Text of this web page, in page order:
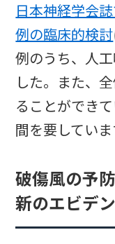
日本神経学会
例の臨床的検討
例のうち、人
した。また、
ることができ
間を要していま
破傷風の予
新のエビデ